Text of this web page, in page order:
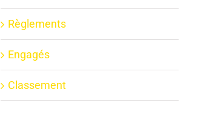
Règlements
Engagés
Classement